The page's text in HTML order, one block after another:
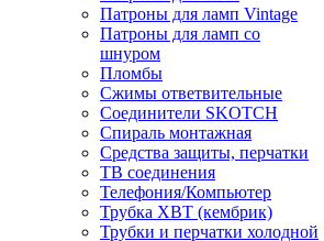
Патроны для ламп Vintage
Патроны для ламп со
шнуром
Пломбы
Сжимы ответвительные
Соединители SKOTCH
Спираль монтажная
Средства защиты, перчатки
ТВ соединения
Телефония/Компьютер
Трубка ХВТ (кембрик)
Трубки и перчатки холодной